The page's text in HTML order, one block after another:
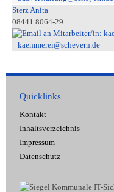
Sterz Anita
08441 8064-29
kaemmerei@scheyern.de
Quicklinks
Kontakt
Inhaltsverzeichnis
Impressum
Datenschutz